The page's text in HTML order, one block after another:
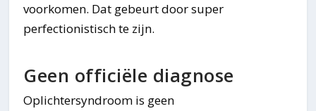
voorkomen. Dat gebeurt door super
perfectionistisch te zijn.
Geen officiële diagnose
Oplichtersyndroom is geen